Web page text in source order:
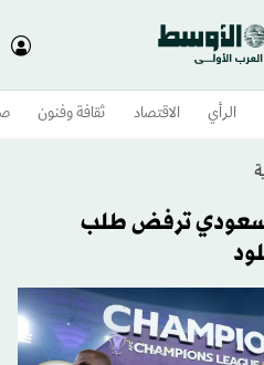
الرأي الاقتصاد ثقافة وفنون
ترفض طلب